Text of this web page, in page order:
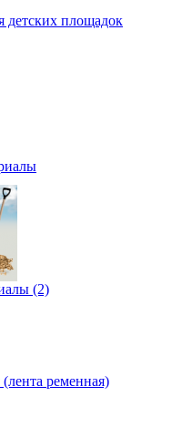
площадок
(2)
ременная)